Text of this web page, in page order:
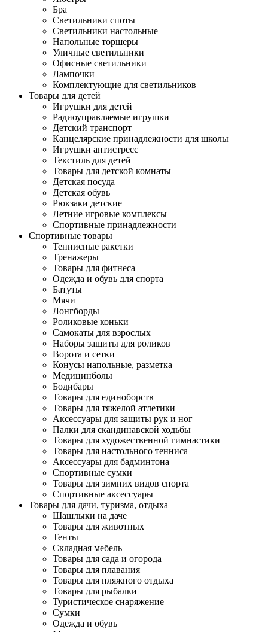
Бра
Светильники споты
Светильники настольные
Напольные торшеры
Уличные светильники
Офисные светильники
Лампочки
Комплектующие для светильников
Товары для детей
Игрушки для детей
Радиоуправляемые игрушки
Детский транспорт
Канцелярские принадлежности для школы
Игрушки антистресс
Текстиль для детей
Товары для детской комнаты
Детская посуда
Детская обувь
Рюкзаки детские
Летние игровые комплексы
Спортивные принадлежности
Спортивные товары
Теннисные ракетки
Тренажеры
Товары для фитнеса
Одежда и обувь для спорта
Батуты
Мячи
Лонгборды
Роликовые коньки
Самокаты для взрослых
Наборы защиты для роликов
Ворота и сетки
Конусы напольные, разметка
Медицинболы
Бодибары
Товары для единоборств
Товары для тяжелой атлетики
Аксессуары для защиты рук и ног
Палки для скандинавской ходьбы
Товары для художественной гимнастики
Товары для настольного тенниса
Аксессуары для бадминтона
Спортивные сумки
Товары для зимних видов спорта
Спортивные аксессуары
Товары для дачи, туризма, отдыха
Шашлыки на даче
Товары для животных
Тенты
Складная мебель
Товары для сада и огорода
Товары для плавания
Товары для пляжного отдыха
Товары для рыбалки
Туристическое снаряжение
Сумки
Одежда и обувь